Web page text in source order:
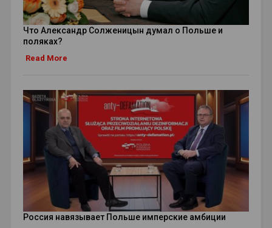
Что Александр Солженицын думал о Польше и
поляках?
Read More
Россия навязывает Польше имперские амбиции